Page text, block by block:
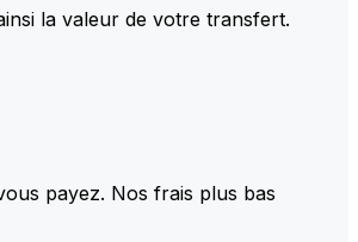
la valeur de votre transfert.
payez. Nos frais plus bas